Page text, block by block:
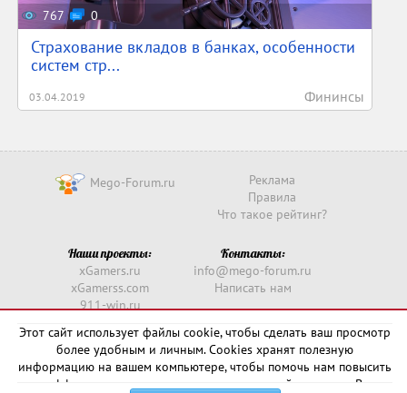
767 0
Страхование вкладов в банках, особенности
систем стр...
03.04.2019 Фининсы
Mego-Forum.ru
Реклама
Правила
Что такое рейтинг?
Наши проекты:
xGamers.ru
xGamerss.com
911-win.ru
Контакты:
info@mego-forum.ru
Написать нам
2026
Этот сайт использует файлы cookie, чтобы сделать ваш просмотр
более удобным и личным. Cookies хранят полезную
информацию на вашем компьютере, чтобы помочь нам повысить
эффективность и актуальность нашего сайта для вас. В